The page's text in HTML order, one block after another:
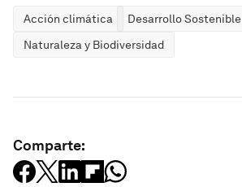
Acción climática
Desarrollo Sostenible
Naturaleza y Biodiversidad
Comparte: